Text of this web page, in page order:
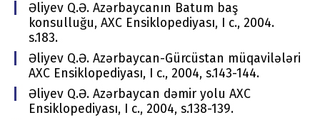
Əliyev Q.Ə. Azərbaycanın Batum baş
kоnsulluğu, AХC Еnsiklоpеdiyası, I c., 2004.
s.183.
Əliyev Q.Ə. Azərbaycan-Gürcüstan müqavilələri
AХC Еnsiklоpеdiyası, I c., 2004, s.143-144.
Əliyev Q.Ə. Azərbaycan dəmir yоlu AХC
Еnsiklоpеdiyası, I c., 2004, s.138-139.